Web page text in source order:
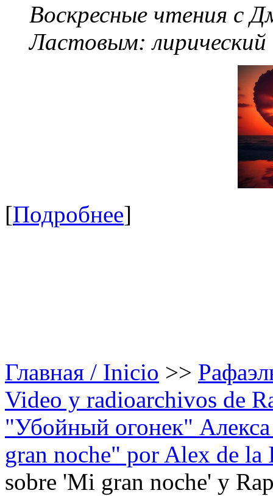
Воскресные чтения с
Ластовым:
[Подробнее]
Главная / Inicio >>
Video y radioarchivos de
"Убойный огонек"
gran noche" por Alex de la
sobre 'Mi gran noche' y